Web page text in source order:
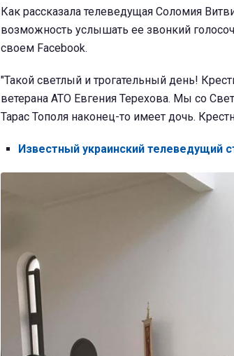
Как рассказала телеведущая Соломия
возможность услышать ее звонкий
своем Facebook.
"Такой светлый и трогательный день!
ветерана АТО Евгения Терехова. Мы со
Тарас Тополя наконец-то имеет дочь.
Известный украинский телеведущий